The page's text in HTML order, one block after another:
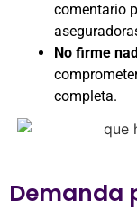
comentario
No firme
completa.
Demanda